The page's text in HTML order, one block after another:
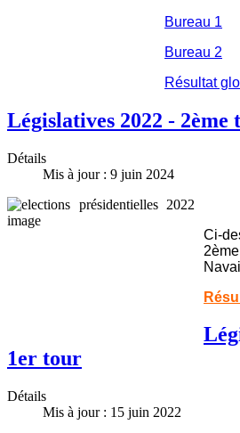
Bureau 1
Bureau 2
Résultat
Législatives 2022 - 2ème
Détails
Mis à jour : 9 juin 2024
Ci-
1er tour
Détails
Mis à jour : 15 juin 2022